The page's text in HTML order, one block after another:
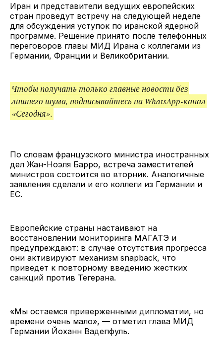
Иран и представители ведущих европейских
стран проведут встречу на следующей неделе
для обсуждения уступок по иранской ядерной
программе. Решение принято после телефонных
переговоров главы МИД Ирана с коллегами из
Германии, Франции и Великобритании.
Чтобы получать только главные новости без
лишнего шума, подписывайтесь на WhatsApp-канал
«Сегодня».
По словам французского министра иностранных
дел Жан-Ноэля Барро, встреча заместителей
министров состоится во вторник. Аналогичные
заявления сделали и его коллеги из Германии и
ЕС.
Европейские страны настаивают на
восстановлении мониторинга МАГАТЭ и
предупреждают: в случае отсутствия прогресса
они активируют механизм snapback, что
приведет к повторному введению жестких
санкций против Тегерана.
«Мы остаемся приверженными дипломатии, но
времени очень мало», — отметил глава МИД
Германии Йоханн Вадепфуль.